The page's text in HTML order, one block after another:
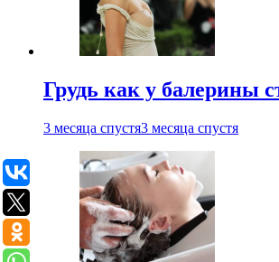
Грудь как у балерины
3 месяца спустя3 месяца спустя